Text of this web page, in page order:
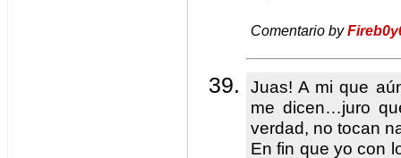
Comentario by
Juas! A mi que
me dicen…juro
verdad, no tocan
En fin que yo con